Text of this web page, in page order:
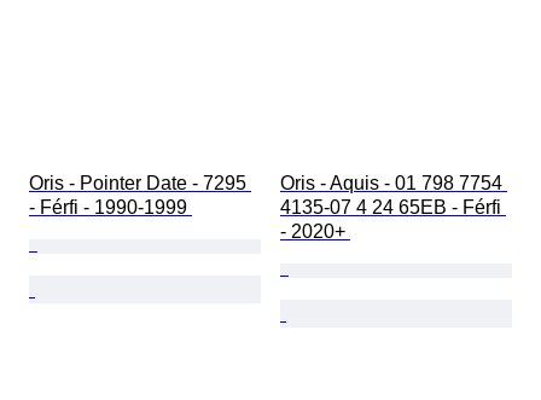
Oris - Pointer Date - 7295
- Férfi - 1990-1999
Oris - Aquis - 01 798 7754
4135-07 4 24 65EB - Férfi
- 2020+